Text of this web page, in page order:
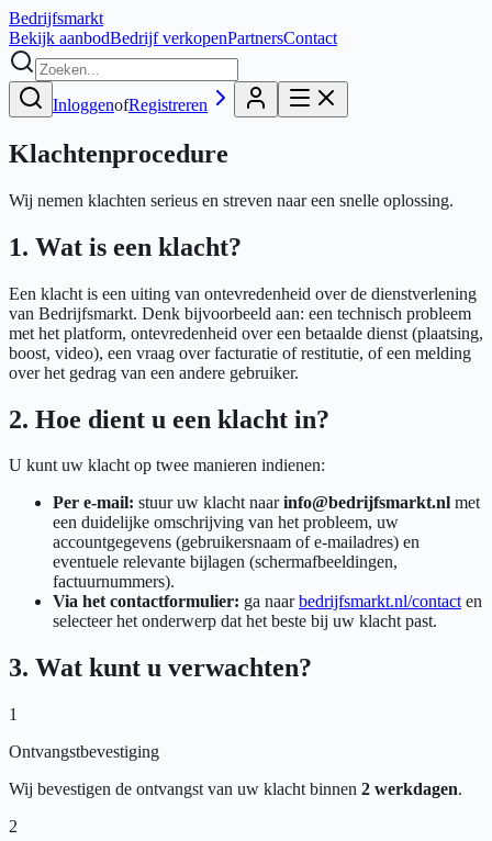
Bedrijfsmarkt
Bekijk aanbodBedrijf verkopenPartnersContact
InloggenofRegistreren
Klachtenprocedure
Wij nemen klachten serieus en streven naar een snelle oplossing.
1. Wat is een klacht?
Een klacht is een uiting van ontevredenheid over de dienstverlening
van Bedrijfsmarkt. Denk bijvoorbeeld aan: een technisch probleem
met het platform, ontevredenheid over een betaalde dienst (plaatsing,
boost, video), een vraag over facturatie of restitutie, of een melding
over het gedrag van een andere gebruiker.
2. Hoe dient u een klacht in?
U kunt uw klacht op twee manieren indienen:
Per e-mail: stuur uw klacht naarinfo@bedrijfsmarkt.nl met
een duidelijke omschrijving van het probleem, uw
accountgegevens (gebruikersnaam of e-mailadres) en
eventuele relevante bijlagen (schermafbeeldingen,
factuurnummers).
Via het contactformulier: ga naarbedrijfsmarkt.nl/contacten
selecteer het onderwerp dat het beste bij uw klacht past.
3. Wat kunt u verwachten?
1
Ontvangstbevestiging
Wij bevestigen de ontvangst van uw klacht binnen 2 werkdagen.
2